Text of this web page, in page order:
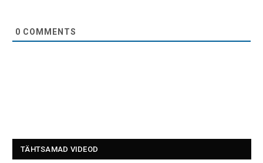
0 COMMENTS
TÄHTSAMAD VIDEOD